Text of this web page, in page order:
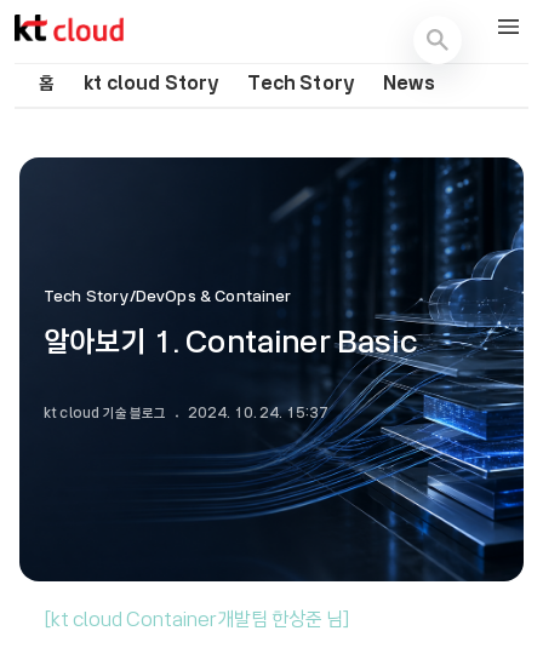
기술 블로그 (Tech) | kt cloud
홈 kt cloud Story Tech Story News
Tech Story/DevOps & Container
알아보기 1. Container Basic
kt cloud 기술 블로그 2024. 10. 24. 15:37
[kt cloud Container개발팀 한상준 님]